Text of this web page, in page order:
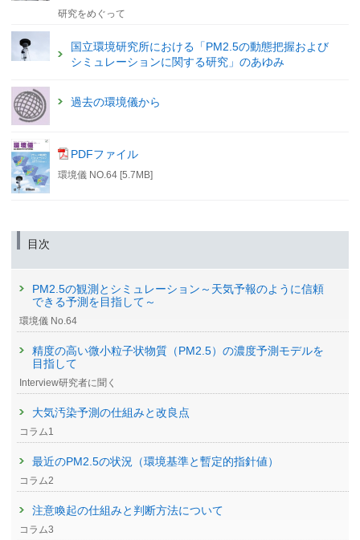
研究をめぐって
国立環境研究所における「PM2.5の動態把握および
シミュレーションに関する研究」のあゆみ
過去の環境儀から
PDFファイル
環境儀 NO.64 [5.7MB]
目次
PM2.5の観測とシミュレーション～天気予報のように信頼
できる予測を目指して～
環境儀 No.64
精度の高い微小粒子状物質（PM2.5）の濃度予測モデルを
目指して
Interview研究者に聞く
大気汚染予測の仕組みと改良点
コラム1
最近のPM2.5の状況（環境基準と暫定的指針値）
コラム2
注意喚起の仕組みと判断方法について
コラム3